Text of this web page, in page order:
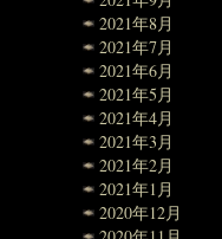
2021年8月
2021年7月
2021年6月
2021年5月
2021年4月
2021年3月
2021年2月
2021年1月
2020年12月